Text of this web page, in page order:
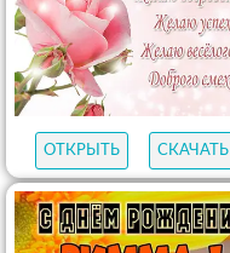
ОТКРЫТЬ СКАЧАТЬ